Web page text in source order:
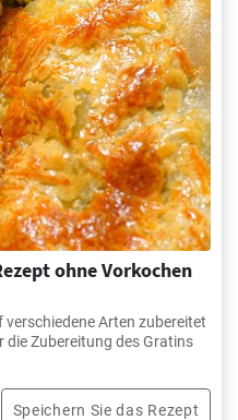
ohne Vorkochen
Arten zubereitet
die Zubereitung des Gratins
Speichern Sie das Rezept